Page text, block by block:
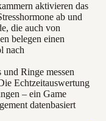
aktivieren das
ab und
die auch von
belegen einen
nach
und Ringe messen
Echtzeitauswertung
– ein Game
datenbasiert